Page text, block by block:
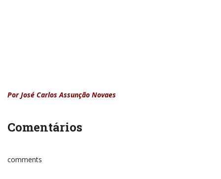
Por José Carlos Assunção Novaes
Comentários
comments